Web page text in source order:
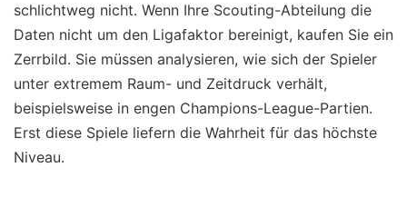
schlichtweg nicht. Wenn Ihre Scouting-Abteilung die
Daten nicht um den Ligafaktor bereinigt, kaufen Sie ein
Zerrbild. Sie müssen analysieren, wie sich der Spieler
unter extremem Raum- und Zeitdruck verhält,
beispielsweise in engen Champions-League-Partien.
Erst diese Spiele liefern die Wahrheit für das höchste
Niveau.